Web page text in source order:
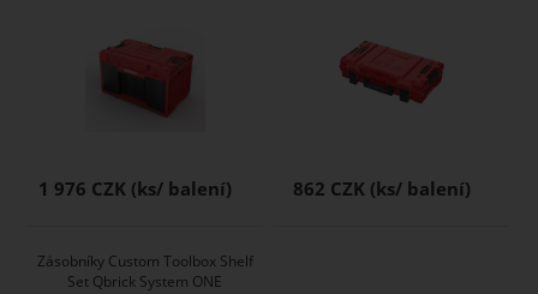
1 976 CZK 862 CZK
Zásobníky Custom Toolbox Shelf
Set Qbrick System ONE